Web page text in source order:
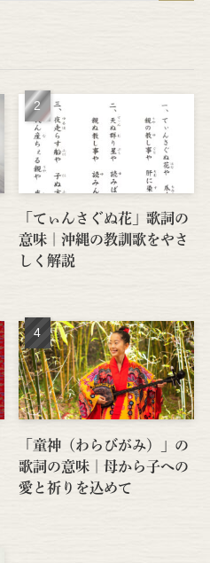
「てぃんさぐぬ花」歌詞の
意味｜沖縄の教訓歌をやさ
しく解説
「童神（わらびがみ）」の
歌詞の意味｜母から子への
愛と祈りを込めて